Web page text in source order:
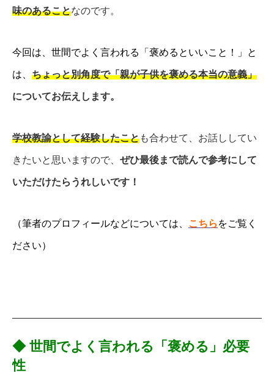
味のあることなのです。
今回は、世間でよく言われる「褒めるといいこと！」と
は、 ちょっと別角度で「親が子供を褒める本当の意義」
についてお伝えします。
学校教諭として経験したことも合わせて、お話ししてい
きたいと思いますので、 ぜひ最後まで読んで参考にして
いただけたらうれしいです！
（筆者のプロフィールなどについては、 こちら をご覧く
ださい）
◆世間でよく言われる「褒める」必要
性